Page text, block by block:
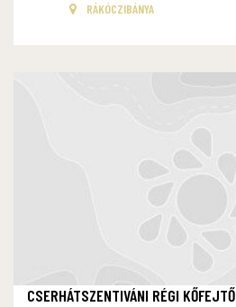
RÁKÓCZIBÁNYA
CSERHÁTSZENTIVÁNI RÉGI KŐFEJTŐ